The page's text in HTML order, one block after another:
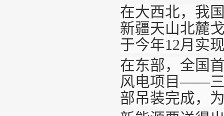
在大西北，我
新疆天山北麓
于今年12月实
在东部，全国
风电项目——三
部吊装完成，